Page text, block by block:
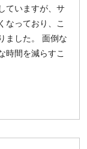
ていますが、サ
なっており、こ
ました。 面倒な
時間を減らすこ